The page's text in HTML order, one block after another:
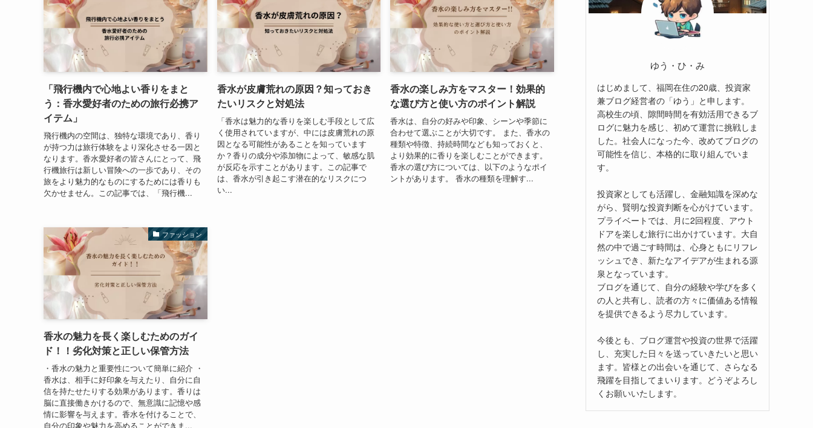
「飛行機内で心地よい香りをまと
う：香水愛好者のための旅行必携ア
イテム」
飛行機内の空間は、独特な環境であり、香り
が持つ力は旅行体験をより深化させる一因と
なります。香水愛好者の皆さんにとって、飛
行機旅行は新しい冒険への一歩であり、その
旅をより魅力的なものにするためには香りも
欠かせません。この記事では、「飛行機...
香水が皮膚荒れの原因？知っておき
たいリスクと対処法
「香水は魅力的な香りを楽しむ手段として広
く使用されていますが、中には皮膚荒れの原
因となる可能性があることを知っています
か？香りの成分や添加物によって、敏感な肌
が反応を示すことがあります。この記事で
は、香水が引き起こす潜在的なリスクにつ
い...
香水の楽しみ方をマスター！効果的
な選び方と使い方のポイント解説
香水は、自分の好みや印象、シーンや季節に
合わせて選ぶことが大切です。 また、香水の
種類や特徴、持続時間なども知っておくと、
より効果的に香りを楽しむことができます。
香水の選び方については、以下のようなポイ
ントがあります。 香水の種類を理解す...
ファッション
香水の魅力を長く楽しむためのガイ
ド！！劣化対策と正しい保管方法
・香水の魅力と重要性について簡単に紹介 ・
香水は、相手に好印象を与えたり、自分に自
信を持たせたりする効果があります。香りは
脳に直接働きかけるので、無意識に記憶や感
情に影響を与えます。香水を付けることで、
自分の印象や魅力を高めることができま...
ゆう・ひ・み
はじめまして、福岡在住の20歳、投資家
兼ブログ経営者の「ゆう」と申します。
高校生の頃、隙間時間を有効活用できるブ
ログに魅力を感じ、初めて運営に挑戦しま
した。社会人になった今、改めてブログの
可能性を信じ、本格的に取り組んでいま
す。
投資家としても活躍し、金融知識を深めな
がら、賢明な投資判断を心がけています。
プライベートでは、月に2回程度、アウト
ドアを楽しむ旅行に出かけています。大自
然の中で過ごす時間は、心身ともにリフレ
ッシュでき、新たなアイデアが生まれる源
泉となっています。
ブログを通じて、自分の経験や学びを多く
の人と共有し、読者の方々に価値ある情報
を提供できるよう尽力しています。
今後とも、ブログ運営や投資の世界で活躍
し、充実した日々を送っていきたいと思い
ます。皆様との出会いを通じて、さらなる
飛躍を目指してまいります。どうぞよろし
くお願いいたします。